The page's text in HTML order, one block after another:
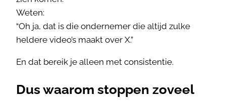
Weten:
“Oh ja, dat is die ondernemer die altijd zulke
heldere video’s maakt over X.”
En dat bereik je alleen met consistentie.
Dus waarom stoppen zoveel